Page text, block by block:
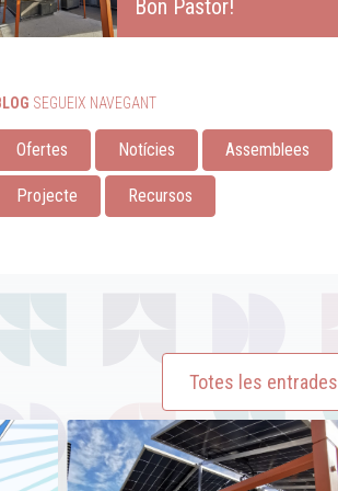
Bon Pastor!
SEGUEIX NAVEGANT
Ofertes Notícies Assemblees
Projecte Recursos
Totes les entrades